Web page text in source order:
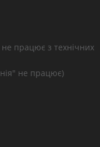
з технічних
не працює)